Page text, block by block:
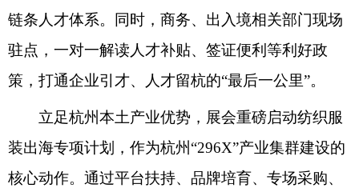
链条人才体系。同时，商务、出入境相关部门现场
驻点，一对一解读人才补贴、签证便利等利好政
策，打通企业引才、人才留杭的“最后一公里”。
立足杭州本土产业优势，展会重磅启动纺织服
装出海专项计划，作为杭州“296X”产业集群建设的
核心动作。通过平台扶持、品牌培育、专场采购、